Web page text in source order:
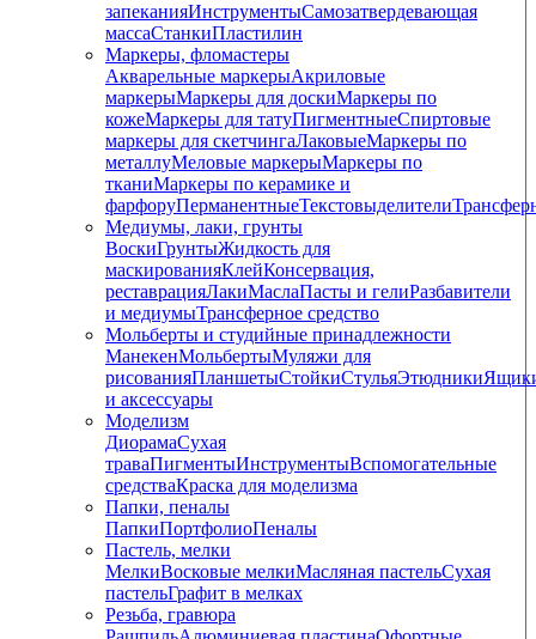
запеканияИнструментыСамозатвердевающая
массаСтанкиПластилин
Маркеры, фломастеры
Акварельные маркерыАкриловые
маркерыМаркеры для доскиМаркеры по
кожеМаркеры для татуПигментныеCпиртовые
маркеры для скетчингаЛаковыеМаркеры по
металлуМеловые маркерыМаркеры по
тканиМаркеры по керамике и
фарфоруПерманентныеТекстовыделители
Медиумы, лаки, грунты
ВоскиГрунтыЖидкость для
маскированияКлейКонсервация,
реставрацияЛакиМаслаПасты и гелиРазбавители
и медиумыТрансферное средство
Мольберты и студийные принадлежности
МанекенМольбертыМуляжи для
рисованияПланшетыСтойкиСтульяЭтюдники
и аксессуары
Моделизм
ДиорамаСухая
траваПигментыИнструментыВспомогательные
средстваКраска для моделизма
Папки, пеналы
ПапкиПортфолиоПеналы
Пастель, мелки
МелкиВосковые мелкиМасляная пастельСухая
пастельГрафит в мелках
Резьба, гравюра